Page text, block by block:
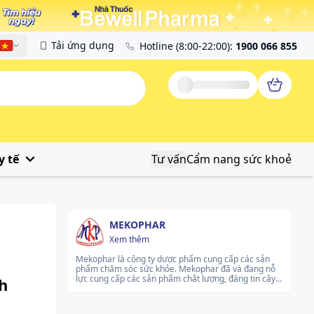
Việt Tải ứng dụng Hotline (8:00-22:00): 1900 066 855
tế Tư vấnCẩm nang sức khoẻ
MEKOPHAR
Xem thêm
Mekophar là công ty dược phẩm cung cấp các sản
phẩm chăm sóc sức khỏe. Mekophar đã và đang nỗ
lực cung cấp các sản phẩm chất lượng, đáng tin cậy